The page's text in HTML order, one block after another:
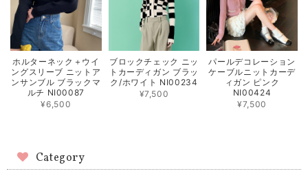
ホルターネック＋ウイ
ングスリーブ ニットア
ンサンブル ブラックマ
ルチ NI00087
¥6,500
ブロックチェック ニッ
トカーディガン ブラッ
ク/ホワイト NI00234
¥7,500
パールデコレーション
ケーブルニットカーデ
ィガン ピンク
NI00424
¥7,500
Category